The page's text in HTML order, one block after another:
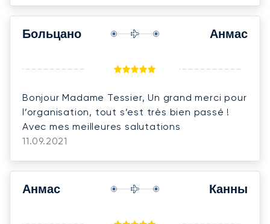
Больцано Анмас
Bonjour Madame Tessier, Un grand merci pour
l’organisation, tout s’est très bien passé !
Avec mes meilleures salutations
11.09.2021
Анмас Канны